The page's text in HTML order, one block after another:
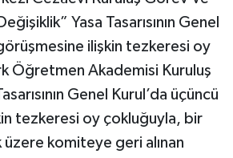
Yasa Tasarısının Genel
ilişkin tezkeresi oy
Öğretmen Akademisi Kuruluş
Genel Kurul’da üçüncü
tezkeresi oy çokluğuyla, bir
komiteye geri alınan